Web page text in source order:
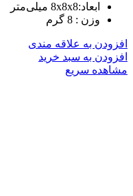
ابعاد:8x8x8 میلی‌متر
وزن : 8 گرم
افزودن به علاقه مندی
افزودن به سبد خرید
مشاهده سریع